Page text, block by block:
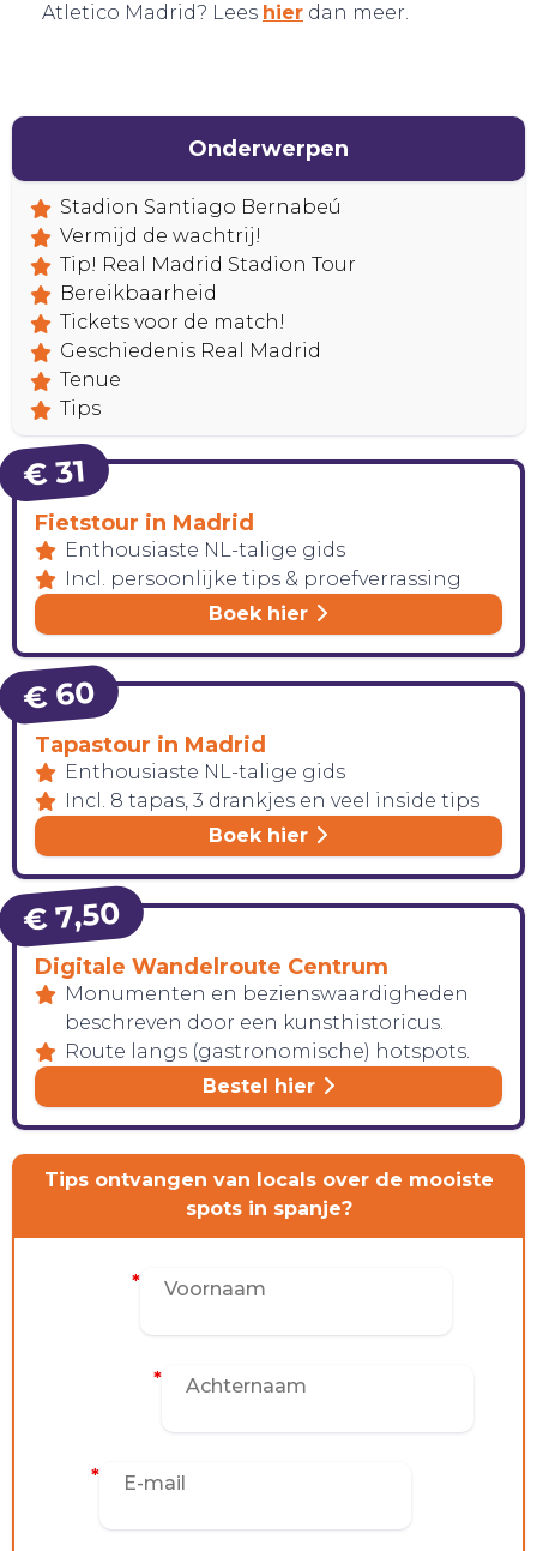
CONTACT
Atletico Madrid? Lees hier dan meer.
Onderwerpen
Stadion Santiago Bernabeú
Vermijd de wachtrij!
Tip! Real Madrid Stadion Tour
Bereikbaarheid
Tickets voor de match!
Geschiedenis Real Madrid
Tenue
Tips
€ 31
Fietstour in Madrid
Enthousiaste NL-talige gids
Incl. persoonlijke tips & proefverrassing
Boek hier
€ 60
Tapastour in Madrid
Enthousiaste NL-talige gids
Incl. 8 tapas, 3 drankjes en veel inside tips
Boek hier
€ 7,50
Digitale Wandelroute Centrum
Monumenten en bezienswaardigheden
beschreven door een kunsthistoricus.
Route langs (gastronomische) hotspots.
Bestel hier
Tips ontvangen van locals over de mooiste
spots in spanje?
*
*
*